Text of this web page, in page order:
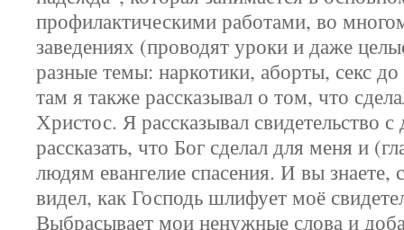
профилактическими работами, во
заведениях (проводят уроки и даже
разные темы: наркотики, аборты, секс
там я также рассказывал о том, что
Христос. Я рассказывал свидетельство
рассказать, что Бог сделал для меня и
людям евангелие спасения. И вы
видел, как Господь шлифует моё
Выбрасывает мои ненужные слова и